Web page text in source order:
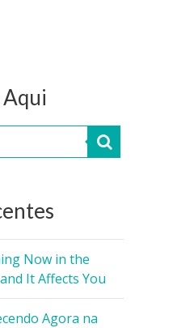
Now in the
It Affects You
Agora na